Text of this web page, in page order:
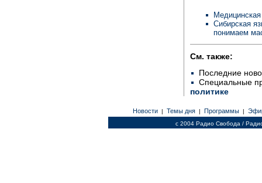
Сибирская
понимаем
См. также:
Последние
Специальные
политике
Новости | Темы дня | Программы |
c 2004 Радио Свобода /